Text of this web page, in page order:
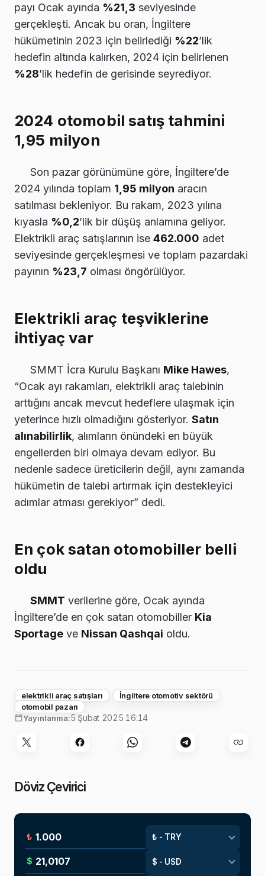
payı Ocak ayında %21,3 seviyesinde
gerçekleşti. Ancak bu oran, İngiltere
hükümetinin 2023 için belirlediği %22’lik
hedefin altında kalırken, 2024 için belirlenen
%28’lik hedefin de gerisinde seyrediyor.
2024 otomobil satış tahmini
1,95 milyon
Son pazar görünümüne göre, İngiltere’de
2024 yılında toplam 1,95 milyon aracın
satılması bekleniyor. Bu rakam, 2023 yılına
kıyasla %0,2’lik bir düşüş anlamına geliyor.
Elektrikli araç satışlarının ise 462.000 adet
seviyesinde gerçekleşmesi ve toplam pazardaki
payının %23,7 olması öngörülüyor.
Elektrikli araç teşviklerine
ihtiyaç var
SMMT İcra Kurulu Başkanı Mike Hawes,
“Ocak ayı rakamları, elektrikli araç talebinin
arttığını ancak mevcut hedeflere ulaşmak için
yeterince hızlı olmadığını gösteriyor. Satın
alınabilirlik, alımların önündeki en büyük
engellerden biri olmaya devam ediyor. Bu
nedenle sadece üreticilerin değil, aynı zamanda
hükümetin de talebi artırmak için destekleyici
adımlar atması gerekiyor” dedi.
En çok satan otomobiller belli
oldu
SMMT verilerine göre, Ocak ayında
İngiltere’de en çok satan otomobiller Kia
Sportage ve Nissan Qashqai oldu.
elektrikli araç satışları
İngiltere otomotiv sektörü
otomobil pazarı
Yayınlanma:5 Şubat 2025 16:14
Döviz Çevirici
₺
$